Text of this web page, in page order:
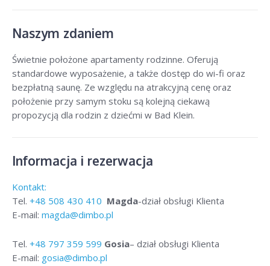
Naszym zdaniem
Świetnie położone apartamenty rodzinne. Oferują
standardowe wyposażenie, a także dostęp do wi-fi oraz
bezpłatną saunę. Ze względu na atrakcyjną cenę oraz
położenie przy samym stoku są kolejną ciekawą
propozycją dla rodzin z dziećmi w Bad Klein.
Informacja i rezerwacja
Kontakt:
Tel. +48 508 430 410 Magda-dział obsługi Klienta
E-mail: magda@dimbo.pl
Tel. +48 797 359 599 Gosia– dział obsługi Klienta
E-mail: gosia@dimbo.pl